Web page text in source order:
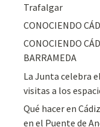
Trafalgar
CONOCIENDO
CONOCIENDO
BARRAMEDA
La Junta celebra
visitas a los
Qué hacer en
en el Puente de